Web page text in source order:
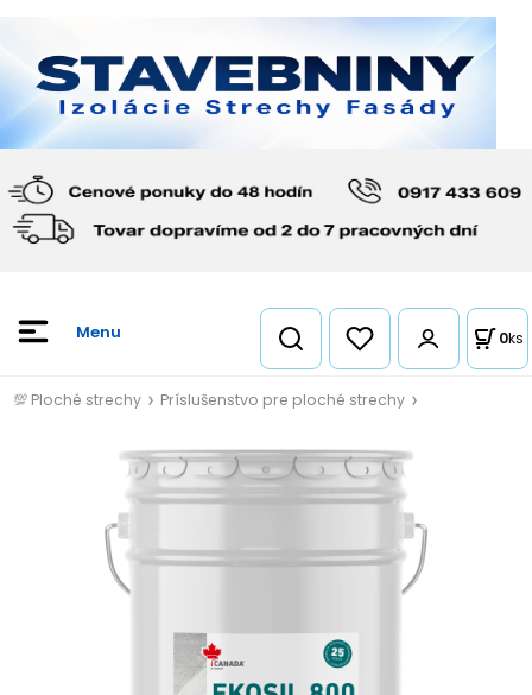
0ks
💯 Ploché strechy Príslušenstvo pre ploché strechy